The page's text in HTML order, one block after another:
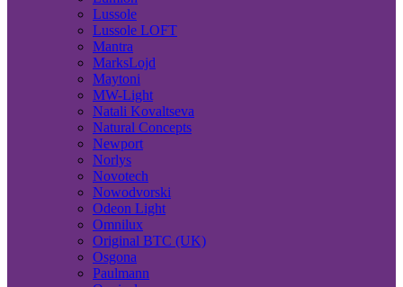
Lussole
Lussole LOFT
Mantra
MarksLojd
Maytoni
MW-Light
Natali Kovaltseva
Natural Concepts
Newport
Norlys
Novotech
Nowodvorski
Odeon Light
Omnilux
Original BTC (UK)
Osgona
Paulmann